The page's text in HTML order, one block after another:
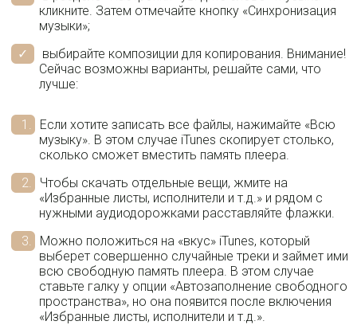
кликните. Затем отмечайте кнопку «Синхронизация
музыки»;
выбирайте композиции для копирования. Внимание!
Сейчас возможны варианты, решайте сами, что
лучше:
Если хотите записать все файлы, нажимайте «Всю
музыку». В этом случае iTunes скопирует столько,
сколько сможет вместить память плеера.
Чтобы скачать отдельные вещи, жмите на
«Избранные листы, исполнители и т.д.» и рядом с
нужными аудиодорожками расставляйте флажки.
Можно положиться на «вкус» iTunes, который
выберет совершенно случайные треки и займет ими
всю свободную память плеера. В этом случае
ставьте галку у опции «Автозаполнение свободного
пространства», но она появится после включения
«Избранные листы, исполнители и т.д.».